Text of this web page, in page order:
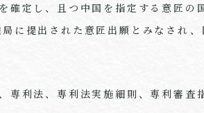
定し、且つ中国を指定する意匠の
に提出された意匠出願とみなされ
利法、専利法実施細則、専利審査